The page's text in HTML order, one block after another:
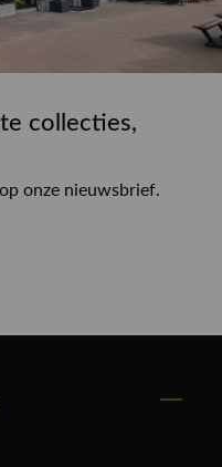
collecties,
onze nieuwsbrief.